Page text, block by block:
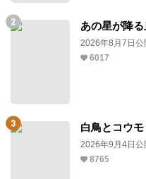
あの星が降る
2026年8月7日公
6017
白鳥とコウモ
2026年9月4日公
8765